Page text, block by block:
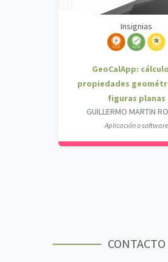
Insignias
GeoCalApp:
propiedades
figuras planas
GUILLERMO MARTIN
Aplicación o software
CONTACTO